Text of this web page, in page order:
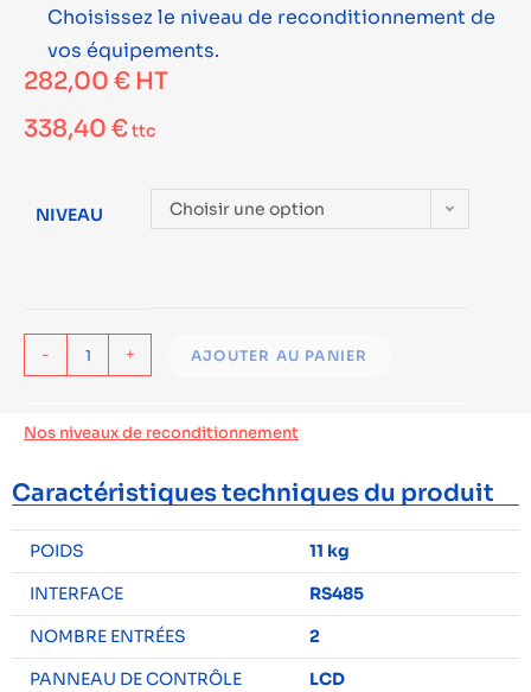
Choisissez le niveau de reconditionnement de
vos équipements.
282,00 € HT
338,40 €ttc
NIVEAU Choisir une option
- + AJOUTER AU PANIER
Nos niveaux de reconditionnement
Caractéristiques techniques du produit
POIDS
11 kg
INTERFACE
RS485
NOMBRE ENTRÉES
2
PANNEAU DE CONTRÔLE
LCD